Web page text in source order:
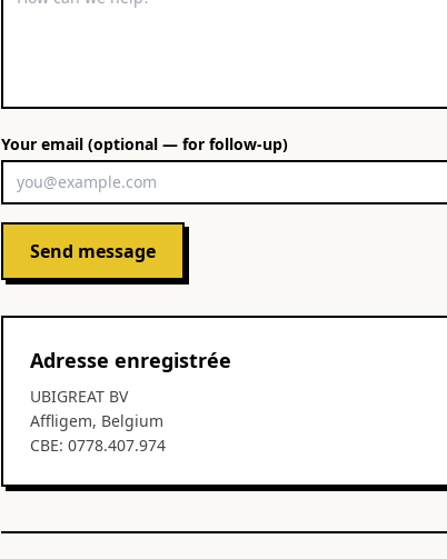
Your email (optional — for follow-up)
Send message
Adresse enregistrée
UBIGREAT BV
Affligem, Belgium
CBE: 0778.407.974